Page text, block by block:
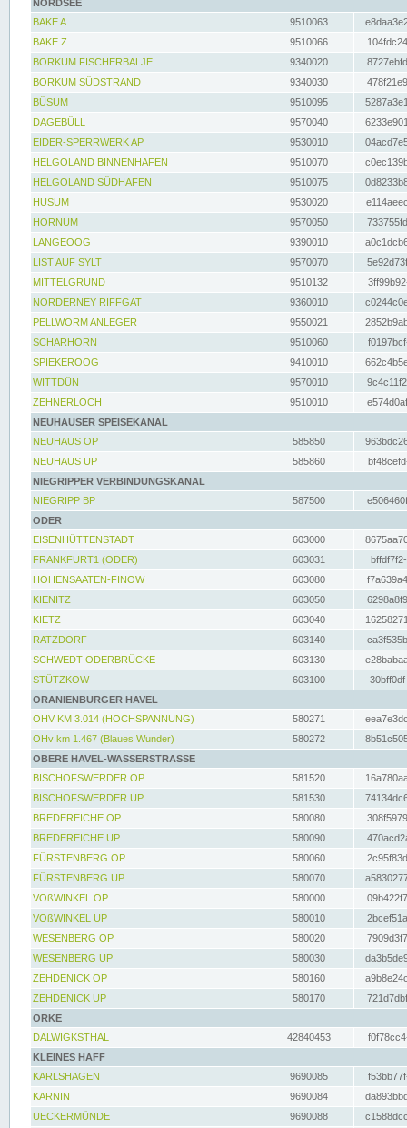
NORDSEE
BAKE A
9510063
BAKE Z
9510066
BORKUM FISCHERBALJE
9340020
BORKUM SÜDSTRAND
9340030
BÜSUM
9510095
DAGEBÜLL
9570040
EIDER-SPERRWERK AP
9530010
HELGOLAND BINNENHAFEN
9510070
HELGOLAND SÜDHAFEN
9510075
HUSUM
9530020
HÖRNUM
9570050
LANGEOOG
9390010
LIST AUF SYLT
9570070
MITTELGRUND
9510132
NORDERNEY RIFFGAT
9360010
PELLWORM ANLEGER
9550021
SCHARHÖRN
9510060
SPIEKEROOG
9410010
WITTDÜN
9570010
ZEHNERLOCH
9510010
NEUHAUSER SPEISEKANAL
NEUHAUS OP
585850
NEUHAUS UP
585860
NIEGRIPPER VERBINDUNGSKANAL
NIEGRIPP BP
587500
ODER
EISENHÜTTENSTADT
603000
FRANKFURT1 (ODER)
603031
HOHENSAATEN-FINOW
603080
KIENITZ
603050
KIETZ
603040
RATZDORF
603140
SCHWEDT-ODERBRÜCKE
603130
STÜTZKOW
603100
ORANIENBURGER HAVEL
OHV KM 3.014 (HOCHSPANNUNG)
580271
OHv km 1.467 (Blaues Wunder)
580272
OBERE HAVEL-WASSERSTRASSE
BISCHOFSWERDER OP
581520
BISCHOFSWERDER UP
581530
BREDEREICHE OP
580080
BREDEREICHE UP
580090
FÜRSTENBERG OP
580060
FÜRSTENBERG UP
580070
VOßWINKEL OP
580000
VOßWINKEL UP
580010
WESENBERG OP
580020
WESENBERG UP
580030
ZEHDENICK OP
580160
ZEHDENICK UP
580170
ORKE
DALWIGKSTHAL
42840453
KLEINES HAFF
KARLSHAGEN
9690085
KARNIN
9690084
UECKERMÜNDE
9690088